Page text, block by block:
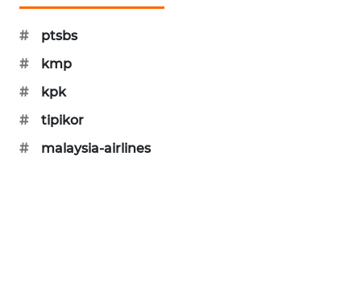
#
ptsbs
#
kmp
#
kpk
#
tipikor
#
malaysia-airlines
METRO
SIANTAR
NEWS
MEDAN
NEWS